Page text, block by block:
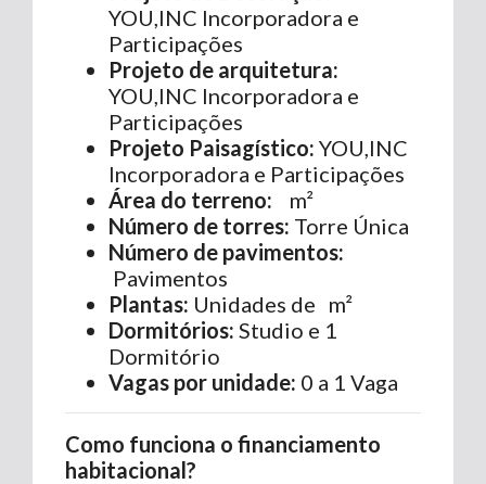
YOU,INC Incorporadora e
Participações
Projeto de arquitetura:
YOU,INC Incorporadora e
Participações
Projeto Paisagístico: YOU,INC
Incorporadora e Participações
Área do terreno: m²
Número de torres: Torre Única
Número de pavimentos:
Pavimentos
Plantas: Unidades de m²
Dormitórios: Studio e 1
Dormitório
Vagas por unidade: 0 a 1 Vaga
Como funciona o financiamento
habitacional?